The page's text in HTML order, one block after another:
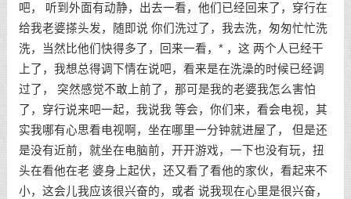
吧， 听到外面有动静，出去一看，他们已经回来了，穿行在
给我老婆搽头发，随即说 你们洗过了，我去洗，匆匆忙忙洗
洗，当然比他们快得多了，回来一看，* ，这 两个人已经干
上了，我想总得调下情在说吧，看来是在洗澡的时候已经调
过了， 突然感觉不敢上前了，那可是我的老婆我怎么害怕
了，穿行说来吧一起，我说我 等会，你们来，看会电视，其
实我哪有心思看电视啊，坐在哪里一分钟就进屋了， 但是还
是没有近前，就坐在电脑前，开开游戏，一下也没有玩，扭
头在看他在老 婆身上起伏，还又看了看他的家伙，看起来不
小，这会儿我应该很兴奋的，或者 说我现在心里是很兴奋，